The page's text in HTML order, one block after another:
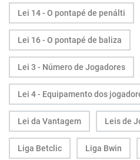
Lei 14 - O pontapé de penálti
Lei 16 - O pontapé de baliza
Lei 3 - Número de Jogadores
Lei 4 - Equipamento dos
Lei da Vantagem Leis de
Liga Betclic Liga Bwin